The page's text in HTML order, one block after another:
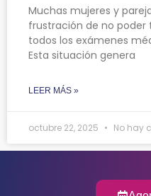
Muchas mujeres y
frustración de no poder
todos los exámenes
Esta situación genera
LEER MÁS »
octubre 22, 2025 No hay